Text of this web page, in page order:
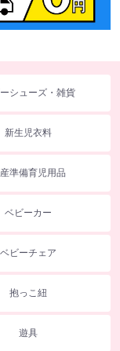
シューズ・雑貨
新生児衣料
準備育児用品
ベビーカー
ベビーチェア
抱っこ紐
遊具